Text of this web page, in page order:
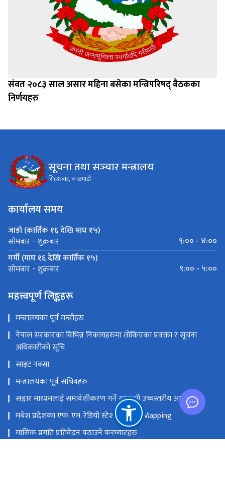
संवत २०८३ साल असार महिना बसेका मन्त्रिपरिषद् बैठकका
निर्णयहरु
सूचना तथा सञ्‍चार मन्त्रालय
सिंहदरबार, काठमाडौं
कार्यालय समय
जाडो (कार्तिक १६ देखि माघ १५)
सोमबार - शुक्रबार
९:०० - ४:००
गर्मी (माघ १६ देखि कार्तिक १५)
सोमबार - शुक्रबार ९:०० - ५:००
महत्त्वपूर्ण लिङ्कहरू
मन्त्रालयका पूर्व मन्त्रीहरु
नेपाल सरकारका विभिन्न निकायहरुमा तोकिएका प्रवक्ता र सूचना
अधिकारीको सूचि
साइट नक्सा
मन्त्रालयका पूर्व सचिवहरु
सञ्चार माध्यमलाई समावेशीकरण गर्ने सम्बन्धी उच्चस्तरीय आयोग
मधेश प्रदेशका एफ. एम. रेडियो स्टेशनको GIS Mapping
मासिक प्रगति प्रतिवेदन पठाउने फरम्याटहरु